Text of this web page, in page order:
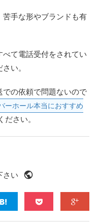
手な形やブランドも有
て電話受付をされてい
い。
での依頼で問題ないので
ーホール本当におすすめ
ださい。
さい public